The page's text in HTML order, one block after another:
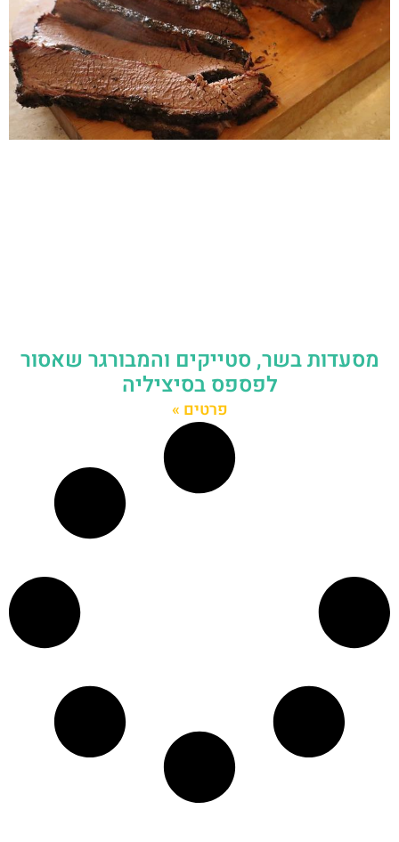
מסעדות בשר, סטייקים והמבורגר שאסור
לפספס בסיציליה
פרטים »